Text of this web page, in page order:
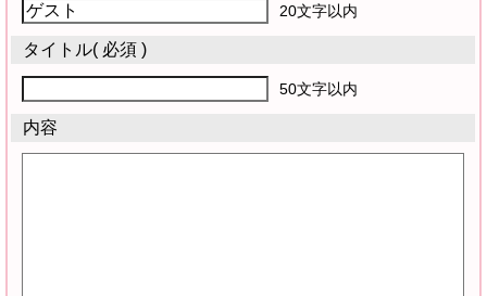
20文字以内
タイトル( 必須 )
50文字以内
内容